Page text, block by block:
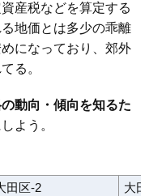
産税などを算定する
地価とは多少の乖離
になっており、郊外
る。
動向・傾向を知るた
よう。
田区-2 大